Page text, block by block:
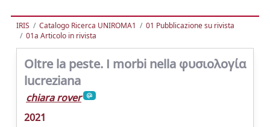
IRIS Catalogo Ricerca UNIROMA1
01 Pubblicazione su rivista
01a Articolo in rivista
Oltre la peste. I morbi nella φυσιολογία
lucreziana
chiara rover
2021